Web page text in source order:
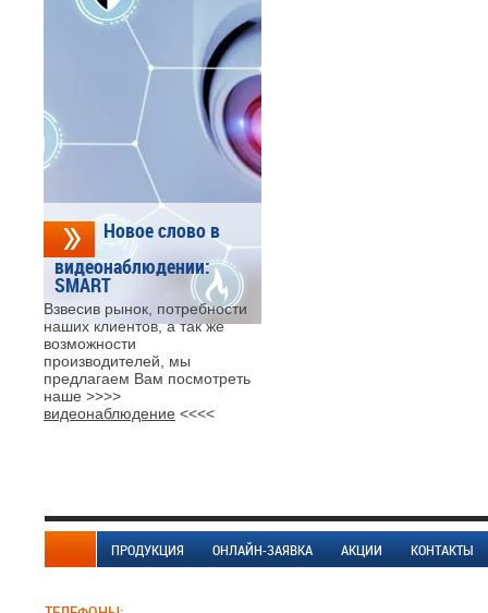
Новое слово в
видеонаблюдении:
SMART
Взвесив рынок, потребности
наших клиентов, а так же
возможности
производителей, мы
предлагаем Вам посмотреть
наше >>>>
видеонаблюдение <<<<
ПРОДУКЦИЯ ОНЛАЙН-ЗАЯВКА АКЦИИ КОНТАКТЫ